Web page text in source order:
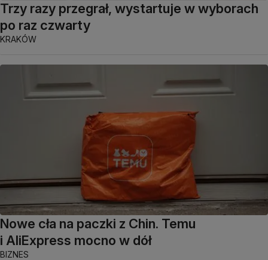
Trzy razy przegrał, wystartuje w wyborach
po raz czwarty
KRAKÓW
Nowe cła na paczki z Chin. Temu
i AliExpress mocno w dół
BIZNES